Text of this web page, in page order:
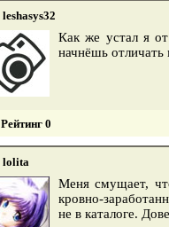
leshasys32
Как же устал я
начнёшь
Рейтинг 0
lolita
Меня смущает,
кровно-
не в каталоге.